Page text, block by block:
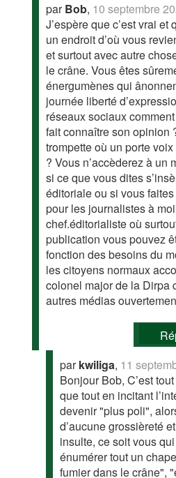
parBob, 10 septembre
J’espère que c’est vrai et
un endroit d’où vous
et surtout avec autre
le crâne. Vous êtes
énergumènes qui
journée liberté
réseaux sociaux
fait connaître son opinion
trompette où un porte
? Vous n’accèderez à un
si ce que vous dites
éditoriale ou si vous
pour les journalistes à
chef.éditorialiste où
publication vous pouvez
fonction des besoins du
les citoyens normaux
colonel major de la Dirpa
autres médias
parkwiliga, 11
Bonjour Bob, C’est
que tout en incitant
devenir "plus poli",
d’aucune grossièreté
insulte, ce soit vous
énumérer tout un
fumier dans le crâne",